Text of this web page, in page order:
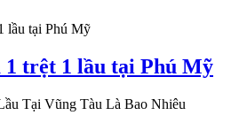
1 trệt 1 lầu tại Phú Mỹ